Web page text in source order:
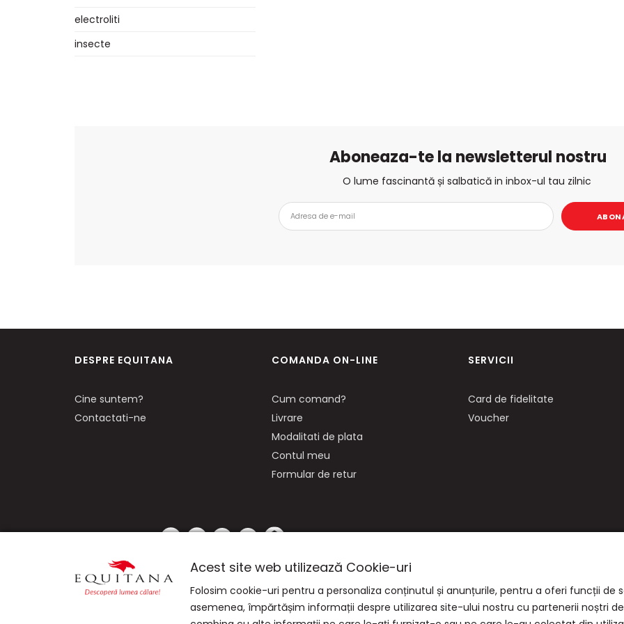
electroliti
insecte
Aboneaza-te la newsletterul nostru
O lume fascinantă și salbatică in inbox-ul tau zilnic
DESPRE EQUITANA
Cine suntem?
Contactati-ne
COMANDA ON-LINE
Cum comand?
Livrare
Modalitati de plata
Contul meu
Formular de retur
SERVICII
Card de fidelitate
Voucher
Acest site web utilizează Cookie-uri
Folosim cookie-uri pentru a personaliza conținutul și anunțurile, pentru a oferi funcții de
asemenea, împărtășim informații despre utilizarea site-ului nostru cu partenerii noștri